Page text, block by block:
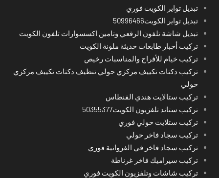
تبديل تواير الكويت فوري
تبديل تواير الكويت50996466
تبديل شاشة تلفون الرقعي وتامين اكسسوارات تلفون الكويت
تركيب أحبار طابعات حديثة ملونة الكويت
تركيب خيام للأفراح والمناسبات رخيص
تركيب دكتات تكييف مركزي حولي تنظيف دكتات تكييف مركزي
حولي
تركيب ستالايت هندي الفنطاس
تركيب ستاند تلفزيون الكويت50355377
تركيب ستلايت حولي فوري
تركيب سجاد فاخر حولي
تركيب سجاد فاخر في الفروانية فوري
تركيب سيراميك فاخر غرناطة
تركيب شاشات وتلفزيون الكويت فوري